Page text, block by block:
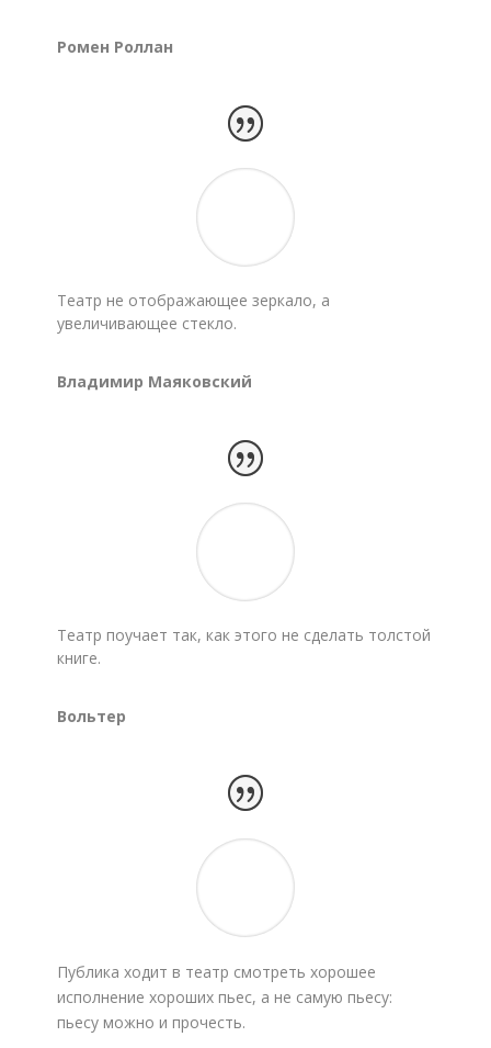
Ромен Роллан
Театр не отображающее зеркало, а
увеличивающее стекло.
Владимир Маяковский
Театр поучает так, как этого не сделать толстой
книге.
Вольтер
Публика ходит в театр смотреть хорошее
исполнение хороших пьес, а не самую пьесу:
пьесу можно и прочесть.